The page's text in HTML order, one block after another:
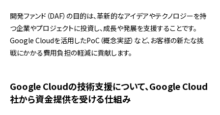
開発ファンド（DAF）の目的は、革新的なアイデアやテクノロジーを持
つ企業やプロジェクトに投資し、成長や発展を支援することです。
Google Cloudを活用したPoC（概念実証）など、お客様の新たな挑
戦にかかる費用負担の軽減に貢献します。
Google Cloudの技術支援について、Google Cloud
社から資金提供を受ける仕組み